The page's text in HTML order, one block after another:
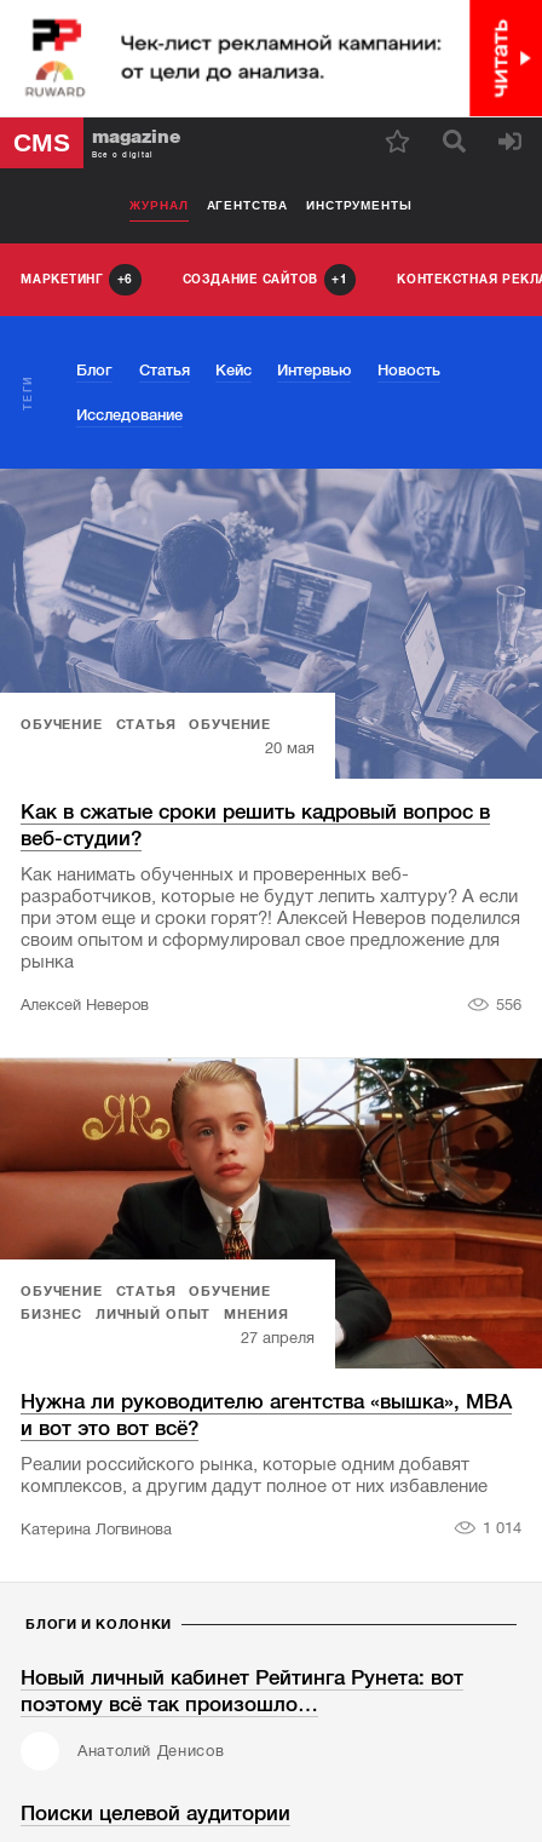
CMS magazine
Все о digital
ЖУРНАЛ АГЕНТСТВА ИНСТРУМЕНТЫ
МАРКЕТИНГ 6 СОЗДАНИЕ САЙТОВ 1 КОНТЕКСТНАЯ
ТЕГИ
Блог Статья Кейс Интервью Новость
Исследование
ОБУЧЕНИЕ СТАТЬЯ ОБУЧЕНИЕ
20 мая
Как в сжатые сроки решить кадровый вопрос в
веб-студии?
Как нанимать обученных и проверенных веб-
разработчиков, которые не будут лепить халтуру? А если
при этом еще и сроки горят?! Алексей Неверов поделился
своим опытом и сформулировал свое предложение для
рынка
Алексей Неверов 556
ОБУЧЕНИЕ СТАТЬЯ
ОБУЧЕНИЕ
БИЗНЕС
ЛИЧНЫЙ ОПЫТ МНЕНИЯ
27 апреля
Нужна ли руководителю агентства «вышка», MBA
и вот это вот всё?
Реалии российского рынка, которые одним добавят
комплексов, а другим дадут полное от них избавление
Катерина Логвинова 1 014
БЛОГИ И КОЛОНКИ
Новый личный кабинет Рейтинга Рунета: вот
поэтому всё так произошло…
Анатолий Денисов
Поиски целевой аудитории